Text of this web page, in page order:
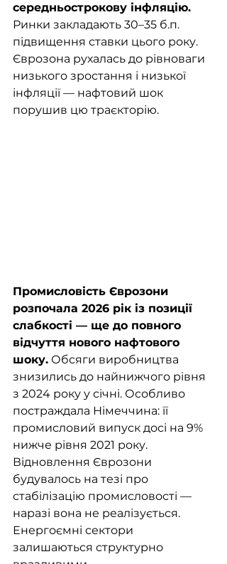
середньострокову інфляцію.
Ринки закладають 30–35 б.п.
підвищення ставки цього року.
Єврозона рухалась до рівноваги
низького зростання і низької
інфляції — нафтовий шок
порушив цю траєкторію.
Промисловість Єврозони
розпочала 2026 рік із позиції
слабкості — ще до повного
відчуття нового нафтового
шоку. Обсяги виробництва
знизились до найнижчого рівня
з 2024 року у січні. Особливо
постраждала Німеччина: її
промисловий випуск досі на 9%
нижче рівня 2021 року.
Відновлення Єврозони
будувалось на тезі про
стабілізацію промисловості —
наразі вона не реалізується.
Енергоємні сектори
залишаються структурно